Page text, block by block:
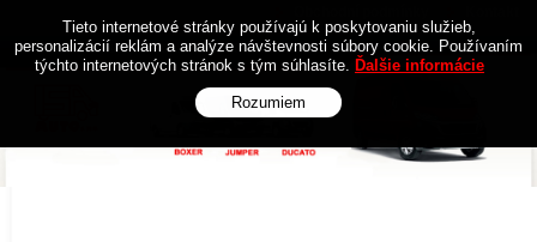
Tieto internetové stránky používajú k poskytovaniu služieb,
personalizácií reklám a analýze návštevnosti súbory cookie. Používaním
týchto internetových stránok s tým súhlasíte. Ďalšie informácie
Rozumiem